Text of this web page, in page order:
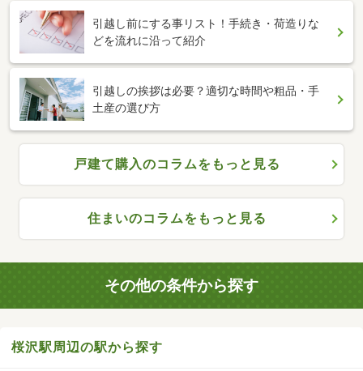
引越し前にする事リスト！手続き・荷造りな
どを流れに沿って紹介
引越しの挨拶は必要？適切な時間や粗品・手
土産の選び方
戸建て購入のコラムをもっと見る
住まいのコラムをもっと見る
その他の条件から探す
桜沢駅周辺の駅から探す